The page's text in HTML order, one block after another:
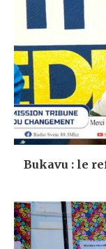
Bukavu : le